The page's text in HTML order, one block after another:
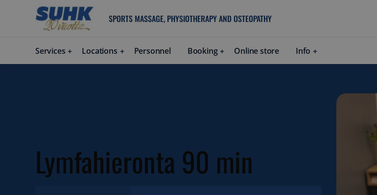
SPORTS MASSAGE, PHYSIOTHERAPY AND OSTEOPATHY
Services Locations Personnel Booking Online store Info
Lymfahieronta 90 min